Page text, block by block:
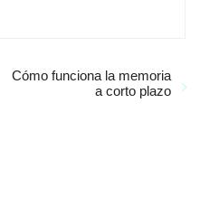
Cómo funciona la memoria
a corto plazo